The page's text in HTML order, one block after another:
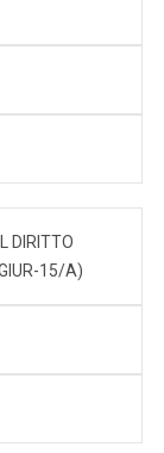
DIRITTO
15/A)